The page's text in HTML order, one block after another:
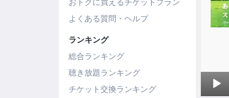
よくある質問・ヘルプ
ランキング
総合ランキング
聴き放題ランキング
チケット交換ランキング
Audio